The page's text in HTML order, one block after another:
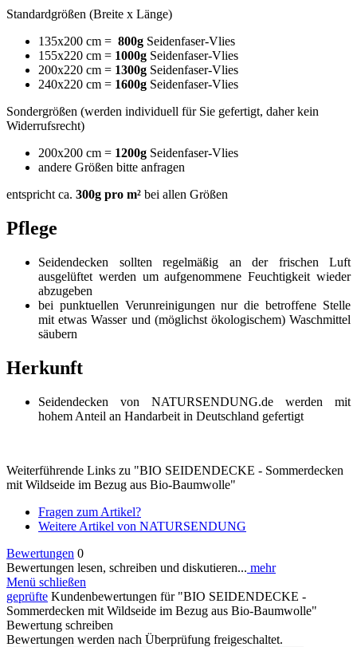
Standardgrößen (Breite x Länge)
135x200 cm = 800g Seidenfaser-Vlies
155x220 cm = 1000g Seidenfaser-Vlies
200x220 cm = 1300g Seidenfaser-Vlies
240x220 cm = 1600g Seidenfaser-Vlies
Sondergrößen (werden individuell für Sie gefertigt, daher kein
Widerrufsrecht)
200x200 cm = 1200g Seidenfaser-Vlies
andere Größen bitte anfragen
entspricht ca. 300g pro m² bei allen Größen
Pflege
Seidendecken sollten regelmäßig an der frischen Luft
ausgelüftet werden um aufgenommene Feuchtigkeit wieder
abzugeben
bei punktuellen Verunreinigungen nur die betroffene Stelle
mit etwas Wasser und (möglichst ökologischem) Waschmittel
säubern
Herkunft
Seidendecken von NATURSENDUNG.de werden mit
hohem Anteil an Handarbeit in Deutschland gefertigt
Weiterführende Links zu "BIO SEIDENDECKE - Sommerdecken
mit Wildseide im Bezug aus Bio-Baumwolle"
Fragen zum Artikel?
Weitere Artikel von NATURSENDUNG
Bewertungen 0
Bewertungen lesen, schreiben und diskutieren... mehr
Menü schließen
geprüfte Kundenbewertungen für "BIO SEIDENDECKE -
Sommerdecken mit Wildseide im Bezug aus Bio-Baumwolle"
Bewertung schreiben
Bewertungen werden nach Überprüfung freigeschaltet.